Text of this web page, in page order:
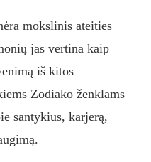
mokslinis ateities
jas vertina kaip
iš kitos
Zodiako ženklams
santykius, karjerą,